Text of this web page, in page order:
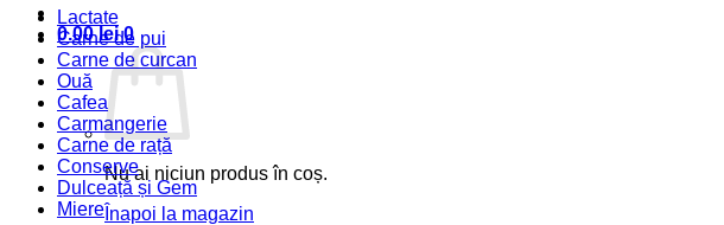
0.00lei 0
Nu ai niciun produs în coș.
Înapoi la magazin
Lactate
Carne de pui
Carne de curcan
Ouă
Cafea
Carmangerie
Carne de rață
Conserve
Dulceață și Gem
Miere